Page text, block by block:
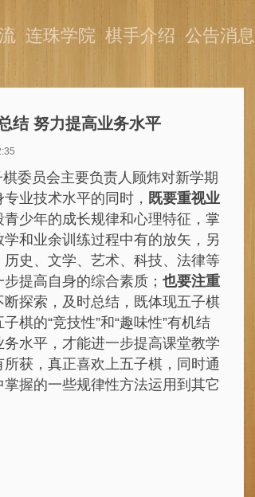
连珠学院 棋手介绍 公告消息
结 努力提高业务水平
委员会主要负责人顾炜对新学期
业技术水平的同时， 既要重视业
少年的成长规律和心理特征，掌
和业余训练过程中有的放矢，另
史、文学、艺术、科技、法律等
提高自身的综合素质； 也要注重
探索，及时总结，既体现五子棋
棋的“竞技性”和“趣味性”有机结
水平，才能进一步提高课堂教学
获，真正喜欢上五子棋，同时通
握的一些规律性方法运用到其它